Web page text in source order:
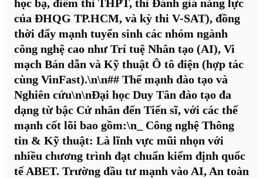
học bạ, điểm thi THPT, thi Đánh giá năng lực
của ĐHQG TP.HCM, và kỳ thi V-SAT), đồng
thời đẩy mạnh tuyển sinh các nhóm ngành
công nghệ cao như Trí tuệ Nhân tạo (AI), Vi
mạch Bán dẫn và Kỹ thuật Ô tô điện (hợp tác
cùng VinFast).\n\n## Thế mạnh đào tạo và
Nghiên cứu\n\nĐại học Duy Tân đào tạo đa
dạng từ bậc Cử nhân đến Tiến sĩ, với các thế
mạnh cốt lõi bao gồm:\n_ Công nghệ Thông
tin & Kỹ thuật: Là lĩnh vực mũi nhọn với
nhiều chương trình đạt chuẩn kiểm định quốc
tế ABET. Trường đầu tư mạnh vào AI, An toàn